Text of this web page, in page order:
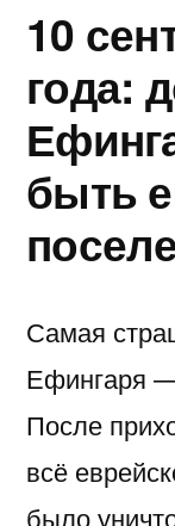
10
года:
быть
Самая
Ефингаря
После
всё
было